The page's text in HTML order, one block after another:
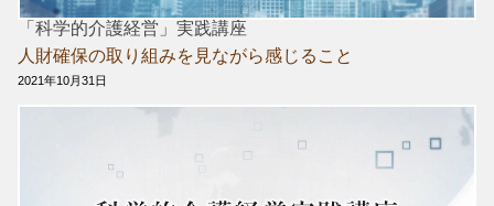
「科学的介護経営」実践講座
人財確保の取り組みを見ながら感じること
2021年10月31日